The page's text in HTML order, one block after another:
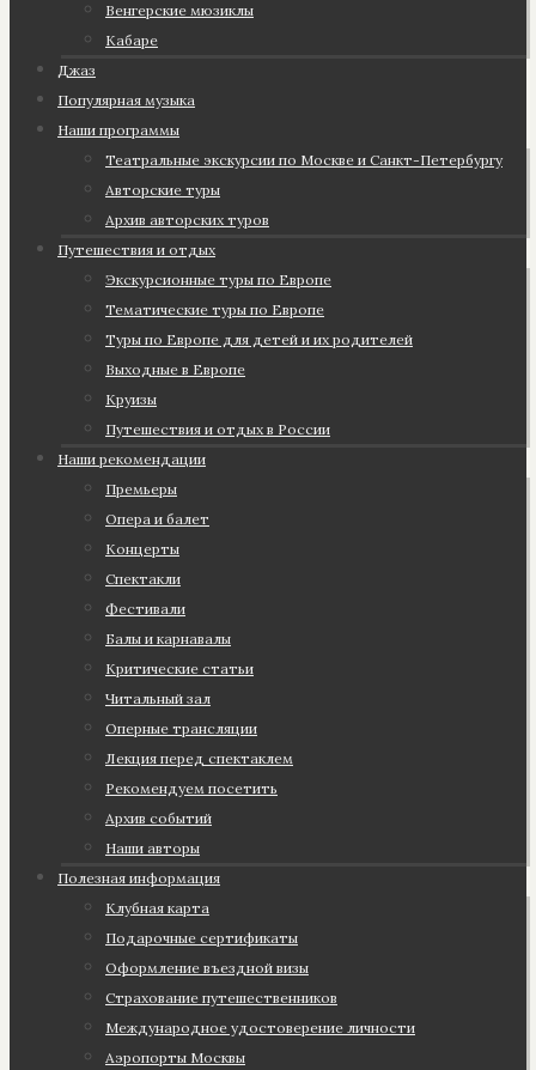
Венгерские мюзиклы
Кабаре
Джаз
Популярная музыка
Наши программы
Театральные экскурсии по Москве и Санкт-Петербургу
Авторские туры
Архив авторских туров
Путешествия и отдых
Экскурсионные туры по Европе
Тематические туры по Европе
Туры по Европе для детей и их родителей
Выходные в Европе
Круизы
Путешествия и отдых в России
Наши рекомендации
Премьеры
Опера и балет
Концерты
Спектакли
Фестивали
Балы и карнавалы
Критические статьи
Читальный зал
Оперные трансляции
Лекция перед спектаклем
Рекомендуем посетить
Архив событий
Наши авторы
Полезная информация
Клубная карта
Подарочные сертификаты
Оформление въездной визы
Страхование путешественников
Международное удостоверение личности
Аэропорты Москвы